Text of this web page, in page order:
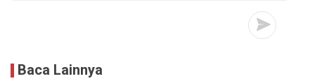
Baca Lainnya